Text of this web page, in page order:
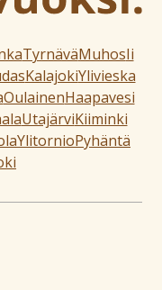
TyrnäväMuhosIi
KalajokiYlivieska
OulainenHaapavesi
UtajärviKiiminki
YlitornioPyhäntä